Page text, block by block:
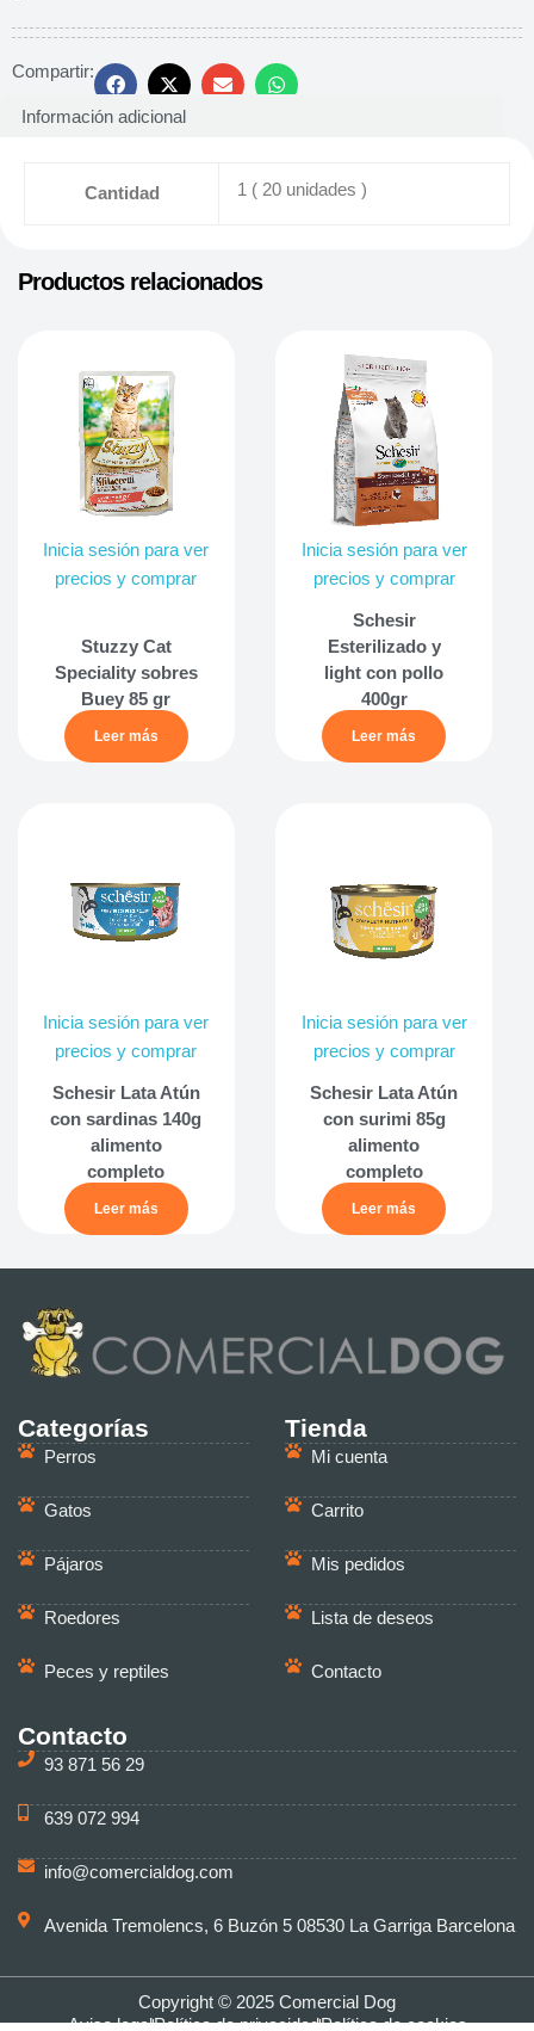
Compartir:
Información adicional
Cantidad 1 ( 20 unidades )
Productos relacionados
Inicia sesión para ver
precios y comprar
Stuzzy Cat
Speciality sobres
Buey 85 gr
Leer más
Inicia sesión para ver
precios y comprar
Schesir
Esterilizado y
light con pollo
400gr
Leer más
Inicia sesión para ver
precios y comprar
Schesir Lata Atún
con sardinas 140g
alimento
completo
Leer más
Inicia sesión para ver
precios y comprar
Schesir Lata Atún
con surimi 85g
alimento
completo
Leer más
Categorías
Perros
Gatos
Pájaros
Roedores
Peces y reptiles
Tienda
Mi cuenta
Carrito
Mis pedidos
Lista de deseos
Contacto
Contacto
93 871 56 29
639 072 994
info@comercialdog.com
Avenida Tremolencs, 6 Buzón 5 08530 La Garriga Barcelona
Copyright © 2025 Comercial Dog
Aviso legalPolítica de privacidadPolítica de cookies